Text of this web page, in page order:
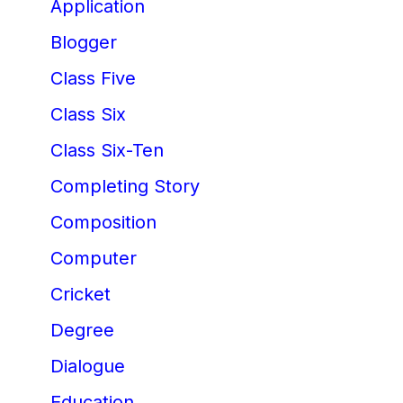
Application
Blogger
Class Five
Class Six
Class Six-Ten
Completing Story
Composition
Computer
Cricket
Degree
Dialogue